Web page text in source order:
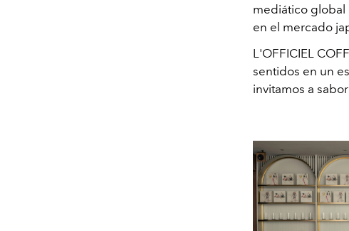
mediático global
en el mercado
L'OFFICIEL
sentidos en un
invitamos a